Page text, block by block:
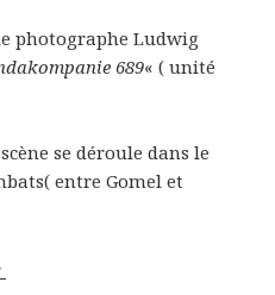
photographe Ludwig
689« ( unité
se déroule dans le
entre Gomel et
photos